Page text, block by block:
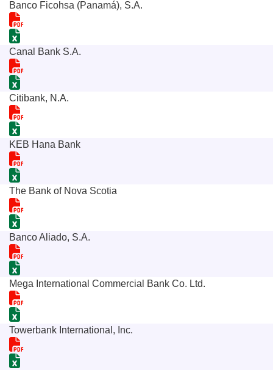
Banco Ficohsa (Panamá), S.A.
Canal Bank S.A.
Citibank, N.A.
KEB Hana Bank
The Bank of Nova Scotia
Banco Aliado, S.A.
Mega International Commercial Bank Co. Ltd.
Towerbank International, Inc.